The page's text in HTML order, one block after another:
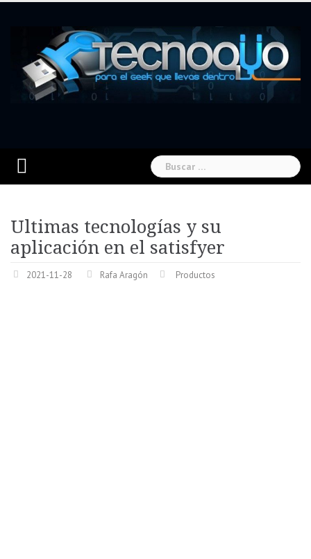
Skip
Buscar:
Ultimas tecnologías y su
aplicación en el satisfyer
2021-11-28 Rafa Aragón Productos